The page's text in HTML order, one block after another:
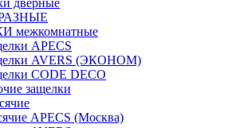
дверные
межкомнатные
APECS
AVERS (ЭКОНОМ)
CODE DECO
защелки
APECS (Москва)